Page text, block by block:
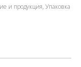
и продукция, Упаковка